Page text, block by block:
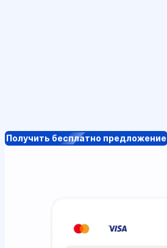
Получить бесплатно предложение